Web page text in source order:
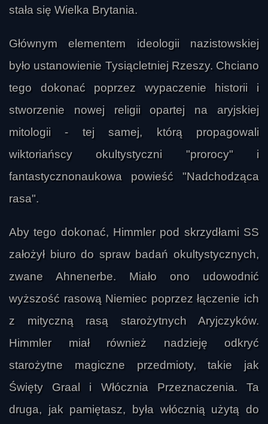
stała się Wielka Brytania.
Głównym elementem ideologii nazistowskiej
było ustanowienie Tysiącletniej Rzeszy. Chciano
tego dokonać poprzez wypaczenie historii i
stworzenie nowej religii opartej na aryjskiej
mitologii - tej samej, którą propagowali
wiktoriańscy okultystyczni "prorocy" i
fantastycznonaukowa powieść "Nadchodząca
rasa".
Aby tego dokonać, Himmler pod skrzydłami SS
założył biuro do spraw badań okultystycznych,
zwane Ahnenerbe. Miało ono udowodnić
wyższość rasową Niemiec poprzez łączenie ich
z mityczną rasą starożytnych Aryjczyków.
Himmler miał również nadzieję odkryć
starożytne magiczne przedmioty, takie jak
Święty Graal i Włócznia Przeznaczenia. Ta
druga, jak pamiętasz, była włócznią użytą do